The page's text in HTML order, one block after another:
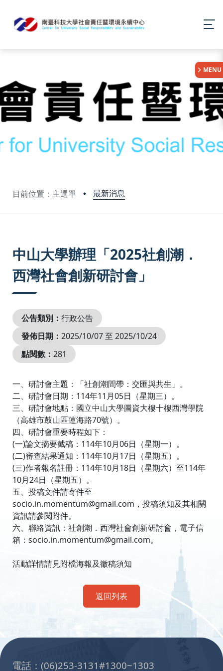
目前位置：主選單 最新消息
MENU
中山大學辦理「2025社創潮．
西灣社會創新研討會」
公告類別： 行政公告
發佈日期： 2025/10/07 至 2025/10/24
點閱數： 281
一、研討會主題：「社創潮間帶：交匯與共生」。
二、研討會日期：114年11月05日（星期三）。
三、研討會地點：國立中山大學圖資大樓十樓西灣學院
（高雄市鼓山區蓮海路70號）。
四、研討會重要時程如下：
(一)論文摘要截稿：114年10月06日（星期一）。
(二)審查結果通知：114年10月17日（星期五）。
(三)作者報名註冊：114年10月18日（星期六）至114年
10月24日（星期五）。
五、投稿文件請寄件至
socio.in.momentum@gmail.com，投稿須知及其相關
資訊請參閱附件。
六、聯絡資訊：社創潮．西灣社會創新研討會，電子信
箱：socio.in.momentum@gmail.com。
活動詳情請見附檔海報及徵稿須知
返回列表
電話：(06)253-3131#1300~1303